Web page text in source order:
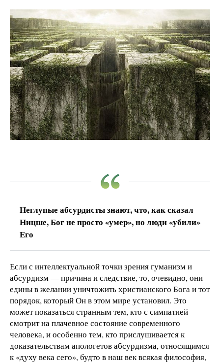
Неглупые абсурдисты знают, что, как сказал
Ницше, Бог не просто «умер», но люди «убили»
Его
Если с интеллектуальной точки зрения гуманизм и
абсурдизм — причина и следствие, то, очевидно, они
едины в желании уничтожить христианского Бога и тот
порядок, который Он в этом мире установил. Это
может показаться странным тем, кто с симпатией
смотрит на плачевное состояние современного
человека, и особенно тем, кто прислушивается к
доказательствам апологетов абсурдизма, относящимся
к «духу века сего», будто в наш век всякая философия,